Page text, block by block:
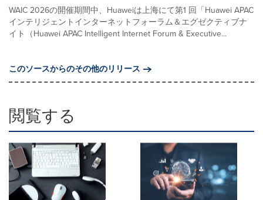
WAIC 2026の開催期間中、Huaweiは上海にて第1 回「Huawei APAC
インテリジェントインターネットフォーラム＆エグゼクティブナ
イト（Huawei APAC Intelligent Internet Forum & Executive...
このソースからのその他のリリース
閲覧する